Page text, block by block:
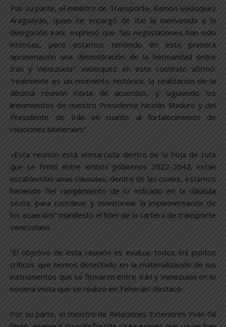
Por su parte, el ministro de Transporte, Ramón Velásquez
Araguayán, quien se encargó de dar la bienvenida a la
delegación iraní, expresó que “las negociaciones han sido
intensas, pero estamos teniendo en esta primera
aproximación una demostración de la hermandad entre
Irán y Venezuela”. Velásquez en este contexto afirmó:
“realmente es un momento histórico, la realización de la
décima reunión mixta de acuerdos, y siguiendo los
lineamientos de nuestro Presidente Nicolás Maduro y del
Presidente de Irán en cuanto al fortalecimiento de
relaciones bilaterales”.
«Esta reunión está enmarcada dentro de la hoja de ruta
que se firmó entre ambos gobiernos 2022-2042, están
establecidas unas cláusulas, dentro de las cuales, estamos
haciendo fiel cumplimiento de lo indicado en la cláusula
sexta, para coordinar y monitorear la implementación de
los acuerdos” manifestó el líder de la cartera de transporte
venezolano.
“El objetivo de esta reunión es evaluar todos los puntos
críticos que hemos detectado en la materialización de los
instrumentos que se firmaron entre Irán y Venezuela en lo
novena visita que se realizó en Teherán” destacó.
Por su parte, el ministro de Relaciones Exteriores Yván Gil